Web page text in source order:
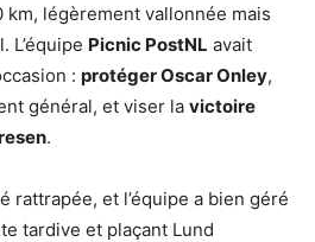
légèrement vallonnée mais
L’équipe Picnic PostNL avait
: protéger Oscar Onley,
général, et viser la victoire
.
rattrapée, et l’équipe a bien géré
tardive et plaçant Lund